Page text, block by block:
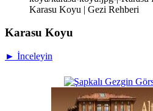
Karasu Koyu | Gezi Rehberi
Karasu Koyu
► İnceleyin